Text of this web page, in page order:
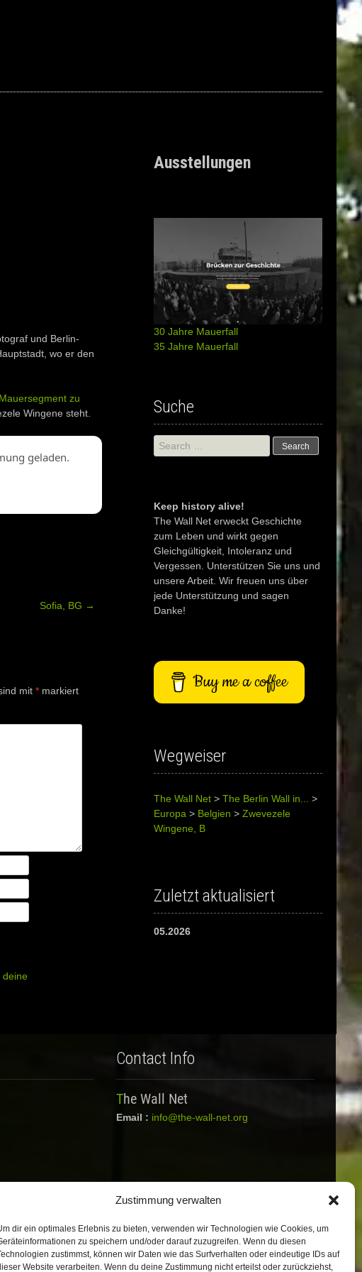
Zustimmung verwalten
dir ein optimales Erlebnis zu bieten, verwenden wir Technologien wie Cookies, um
zu speichern und/oder darauf zuzugreifen. Wenn du diesen
zustimmst, können wir Daten wie das Surfverhalten oder eindeutige IDs auf
Website verarbeiten. Wenn du deine Zustimmung nicht erteilst oder zurückziehst,
und Berlin-
wo er den
zu
Wingene steht.
geladen.
Sofia, BG →
mit *markiert
deine
Ausstellungen
30 Jahre Mauerfall
35 Jahre Mauerfall
Suche
Search
for:
Keep history alive!
The Wall Net erweckt Geschichte
zum Leben und wirkt gegen
Gleichgültigkeit, Intoleranz und
Vergessen. Unterstützen Sie uns und
unsere Arbeit. Wir freuen uns über
jede Unterstützung und sagen
Danke!
Buy me a coffee
Wegweiser
The Wall Net >The Berlin Wall in... >
Europa > Belgien >Zwevezele
Wingene, B
Zuletzt aktualisiert
05.2026
Contact Info
The Wall Net
Email : info@the-wall-net.org